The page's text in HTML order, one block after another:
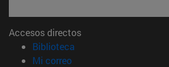
Accesos directos
Biblioteca
Mi correo(abre en nueva ventana)